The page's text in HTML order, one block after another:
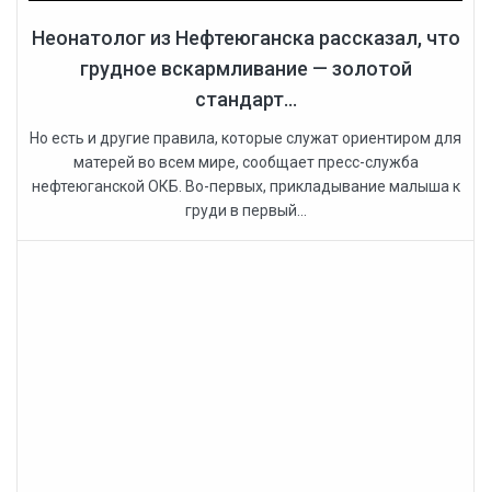
Неонатолог из Нефтеюганска рассказал, что
грудное вскармливание — золотой
стандарт...
Но есть и другие правила, которые служат ориентиром для
матерей во всем мире, сообщает пресс-служба
нефтеюганской ОКБ. Во-первых, прикладывание малыша к
груди в первый...